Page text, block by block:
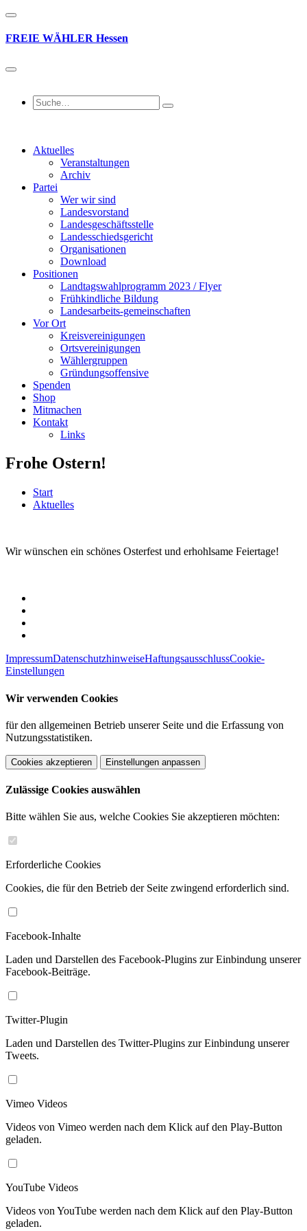
FREIE WÄHLER Hessen
Aktuelles
Veranstaltungen
Archiv
Partei
Wer wir sind
Landesvorstand
Landesgeschäftsstelle
Landesschiedsgericht
Organisationen
Download
Positionen
Landtagswahlprogramm 2023 / Flyer
Frühkindliche Bildung
Landesarbeits-gemeinschaften
Vor Ort
Kreisvereinigungen
Ortsvereinigungen
Wählergruppen
Gründungsoffensive
Spenden
Shop
Mitmachen
Kontakt
Links
Frohe Ostern!
Start
Aktuelles
Wir wünschen ein schönes Osterfest und erhohlsame Feiertage!
ImpressumDatenschutzhinweiseHaftungsausschlussCookie-
Einstellungen
Wir verwenden Cookies
für den allgemeinen Betrieb unserer Seite und die Erfassung von
Nutzungsstatistiken.
Cookies akzeptieren Einstellungen anpassen
Zulässige Cookies auswählen
Bitte wählen Sie aus, welche Cookies Sie akzeptieren möchten:
Erforderliche Cookies
Cookies, die für den Betrieb der Seite zwingend erforderlich sind.
Facebook-Inhalte
Laden und Darstellen des Facebook-Plugins zur Einbindung unserer
Facebook-Beiträge.
Twitter-Plugin
Laden und Darstellen des Twitter-Plugins zur Einbindung unserer
Tweets.
Vimeo Videos
Videos von Vimeo werden nach dem Klick auf den Play-Button
geladen.
YouTube Videos
Videos von YouTube werden nach dem Klick auf den Play-Button
geladen.